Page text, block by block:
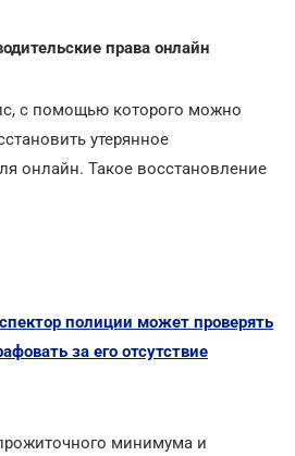
права онлайн
с помощью которого можно
утерянное
онлайн. Такое восстановление
полиции может проверять
за его отсутствие
минимума и